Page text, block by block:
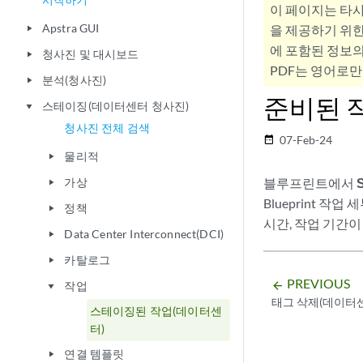
play_arrow Apstra GUI
play_arrow 청사진 및 대시보드
play_arrow 분석(청사진)
play_arrow
스테이징(데이터센터 청사진)
청사진 전체 검색
play_arrow 물리적
play_arrow 가상
play_arrow 정책
play_arrow Data Center Interconnect(DCI)
play_arrow 카탈로그
play_arrow
작업
스테이징된 작업(데이터센
터)
play_arrow 연결 템플릿
이 페이지는 타
을 제공하기 위
에 포함된 정보
PDF는 영어로
준비된
date_range 07-Feb-24
블루프린트에서
Blueprint 작업 세
시간, 작업 기간
arrow_backward PREVIOUS
태그 삭제(데이터